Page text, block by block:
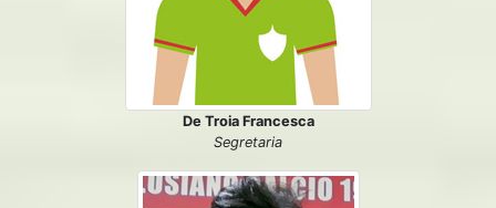
De Troia Francesca
Segretaria